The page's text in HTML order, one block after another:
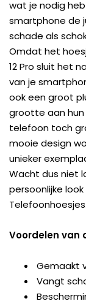
wat je nodig
smartphone de
schade als
Omdat het
12 Pro sluit het
van je
ook een groot
grootte aan
telefoon toch
mooie design
unieker
Wacht dus niet
persoonlijke
Telefoonhoesjes.
Voordelen van
Gemaakt
Vangt